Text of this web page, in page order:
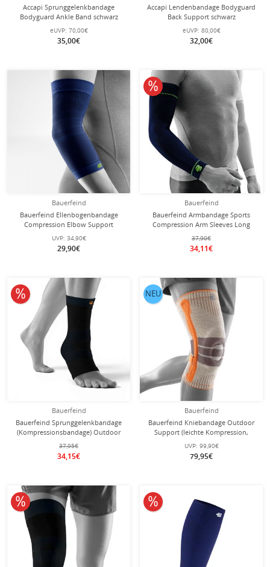
Accapi Sprunggelenkbandage
Bodyguard Ankle Band schwarz
eUVP: 70,00€
35,00€
Accapi Lendenbandage Bodyguard
Back Support schwarz
eUVP: 80,00€
32,00€
Bauerfeind
Bauerfeind Ellenbogenbandage
Compression Elbow Support
(nahtloses Kompressionsgestrick)
navyblau 1er
UVP: 34,90€
29,90€
Bauerfeind
Bauerfeind Armbandage Sports
Compression Arm Sleeves Long
(leicht, komfortabel) navyblau - 2
Stück
37,90€
34,11€
10% reduziert
Bauerfeind
Bauerfeind Sprunggelenkbandage
(Kompressionsbandage) Outdoor
Compression Ankle Support
schwarz - 1 Stück
37,95€
34,15€
10% reduziert
Bauerfeind
Bauerfeind Kniebandage Outdoor
Support (leichte Kompression,
schützt vor Überlastung)
sandstone/orange - 1 Stück
UVP: 99,90€
79,95€
NEU
10% reduziert 10% reduziert